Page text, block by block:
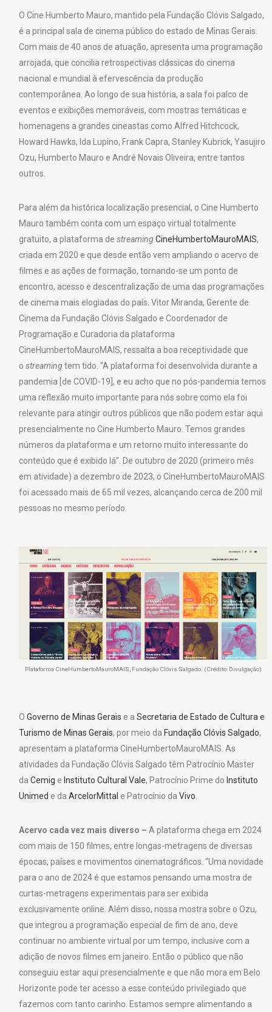
O Cine Humberto Mauro, mantido pela Fundação Clóvis Salgado,
é a principal sala de cinema público do estado de Minas Gerais.
Com mais de 40 anos de atuação, apresenta uma programação
arrojada, que concilia retrospectivas clássicas do cinema
nacional e mundial à efervescência da produção
contemporânea. Ao longo de sua história, a sala foi palco de
eventos e exibições memoráveis, com mostras temáticas e
homenagens a grandes cineastas como Alfred Hitchcock,
Howard Hawks, Ida Lupino, Frank Capra, Stanley Kubrick, Yasujiro
Ozu, Humberto Mauro e André Novais Oliveira, entre tantos
outros.
Para além da histórica localização presencial, o Cine Humberto
Mauro também conta com um espaço virtual totalmente
gratuito, a plataforma de streamingCineHumbertoMauroMAIS,
criada em 2020 e que desde então vem ampliando o acervo de
filmes e as ações de formação, tornando-se um ponto de
encontro, acesso e descentralização de uma das programações
de cinema mais elogiadas do país. Vitor Miranda, Gerente de
Cinema da Fundação Clóvis Salgado e Coordenador de
Programação e Curadoria da plataforma
CineHumbertoMauroMAIS, ressalta a boa receptividade que
o streamingtem tido. “A plataforma foi desenvolvida durante a
pandemia [de COVID-19], e eu acho que no pós-pandemia temos
uma reflexão muito importante para nós sobre como ela foi
relevante para atingir outros públicos que não podem estar aqui
presencialmente no Cine Humberto Mauro. Temos grandes
números da plataforma e um retorno muito interessante do
conteúdo que é exibido lá”. De outubro de 2020 (primeiro mês
em atividade) a dezembro de 2023, o CineHumbertoMauroMAIS
foi acessado mais de 65 mil vezes, alcançando cerca de 200 mil
pessoas no mesmo período.
Plataforma CineHumbertoMauroMAIS, Fundação Clóvis Salgado. (Crédito: Divulgação)
O Governo de Minas Gerais e a Secretaria de Estado de Cultura e
Turismo de Minas Gerais, por meio da Fundação Clóvis Salgado,
apresentam a plataforma CineHumbertoMauroMAIS. As
atividades da Fundação Clóvis Salgado têm Patrocínio Master
da Cemig e Instituto Cultural Vale, Patrocínio Prime do Instituto
Unimed e da ArcelorMittal e Patrocínio da Vivo
Acervo cada vez mais diverso – A plataforma chega em 2024
com mais de 150 filmes, entre longas-metragens de diversas
épocas, países e movimentos cinematográficos. “Uma novidade
para o ano de 2024 é que estamos pensando uma mostra de
curtas-metragens experimentais para ser exibida
exclusivamente online. Além disso, nossa mostra sobre o Ozu,
que integrou a programação especial de fim de ano, deve
continuar no ambiente virtual por um tempo, inclusive com a
adição de novos filmes em janeiro. Então o público que não
conseguiu estar aqui presencialmente e que não mora em Belo
Horizonte pode ter acesso a esse conteúdo privilegiado que
fazemos com tanto carinho. Estamos sempre alimentando a